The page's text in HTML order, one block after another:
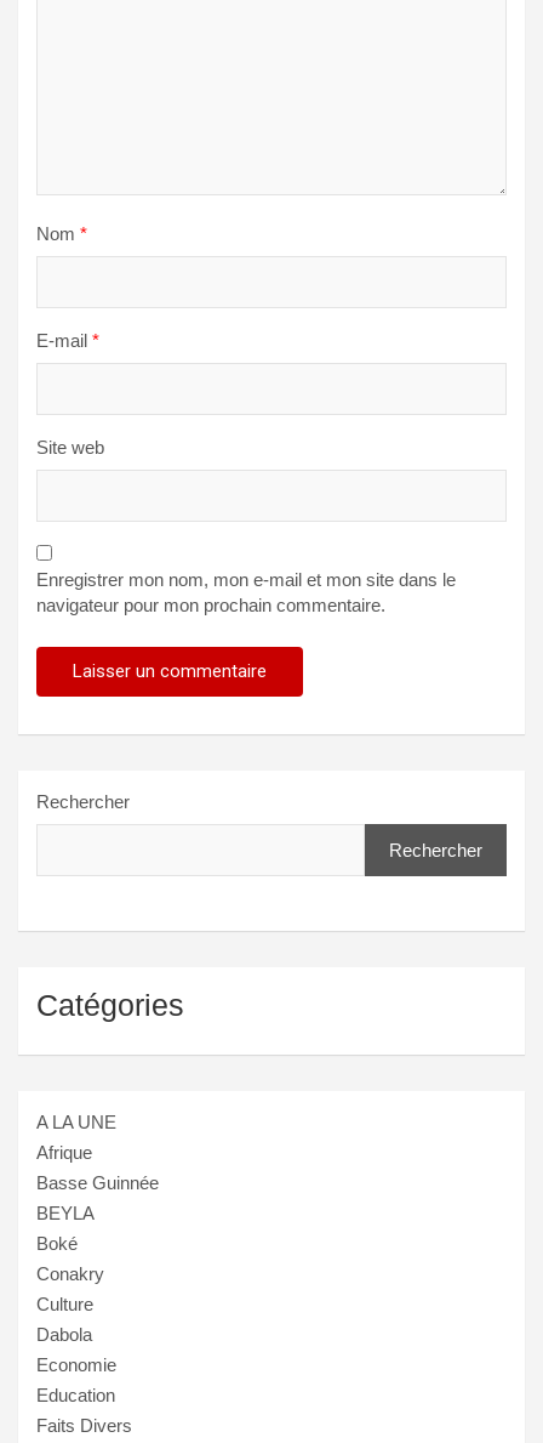
Nom *
E-mail *
Site web
Enregistrer mon nom, mon e-mail et mon site dans le
navigateur pour mon prochain commentaire.
Rechercher
Rechercher
Catégories
A LA UNE
Afrique
Basse Guinnée
BEYLA
Boké
Conakry
Culture
Dabola
Economie
Education
Faits Divers